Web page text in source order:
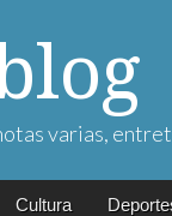
varias,
Cultura